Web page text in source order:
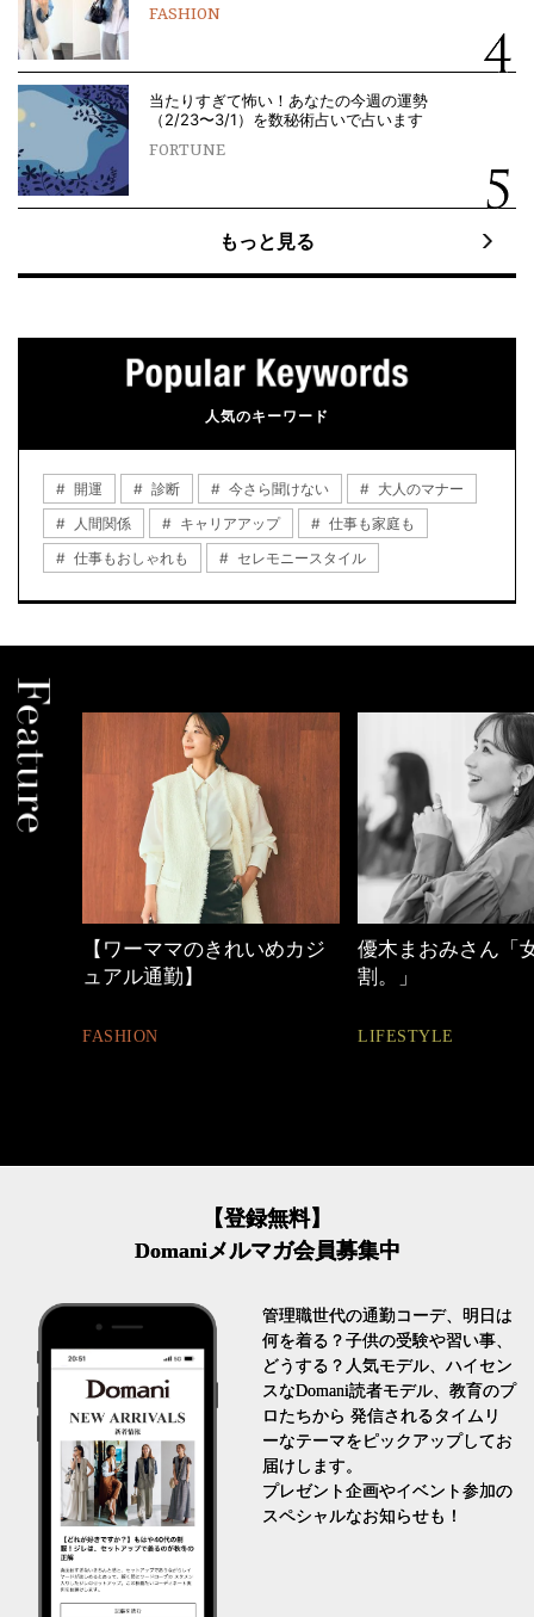
FASHION
当たりすぎて怖い！あなたの今週の運勢
（2/23〜3/1）を数秘術占いで占います
FORTUNE
もっと見る
人気のキーワード
開運 診断 今さら聞けない
大人のマナー
人間関係
キャリアアップ
仕事も家庭も
仕事もおしゃれも
セレモニースタイル
優木まおみさん「女の時間
割。」
LIFESTYLE
40代の小顔メイク
【登録無料】
Domaniメルマガ会員募集中
管理職世代の通勤コーデ、明日は
何を着る？子供の受験や習い事、
どうする？人気モデル、ハイセン
スなDomani読者モデル、教育のプ
ロたちから 発信されるタイムリ
ーなテーマをピックアップしてお
届けします。
プレゼント企画やイベント参加の
スペシャルなお知らせも！